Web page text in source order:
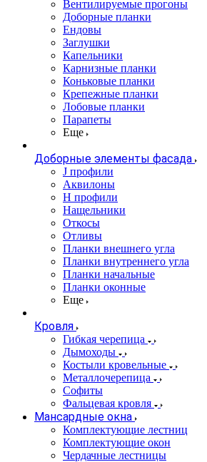
Вентилируемые прогоны
Доборные планки
Ендовы
Заглушки
Капельники
Карнизные планки
Коньковые планки
Крепежные планки
Лобовые планки
Парапеты
Еще
Доборные элементы фасада
J профили
Аквилоны
Н профили
Нащельники
Откосы
Отливы
Планки внешнего угла
Планки внутреннего угла
Планки начальные
Планки оконные
Еще
Кровля
Гибкая черепица
Дымоходы
Костыли кровельные
Металлочерепица
Софиты
Фальцевая кровля
Мансардные окна
Комплектующие лестниц
Комплектующие окон
Чердачные лестницы